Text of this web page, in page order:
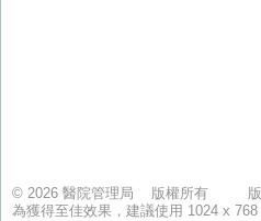
© 2026 醫院管理局 版權所有
為獲得至佳效果，建議使用 1024 x